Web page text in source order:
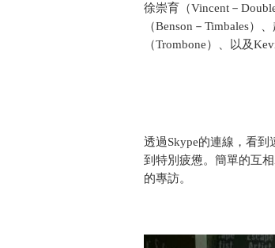
徐崇育（Vincent－
（Benson－Timbales）
（Trombone）、以及
透過Skype的連線，看
到特別疲憊。簡單的互
的專訪。